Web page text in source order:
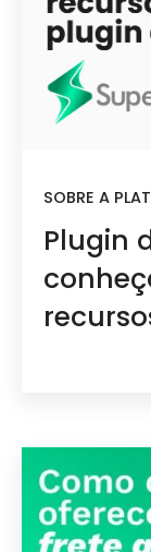
SOBRE A
Plugin